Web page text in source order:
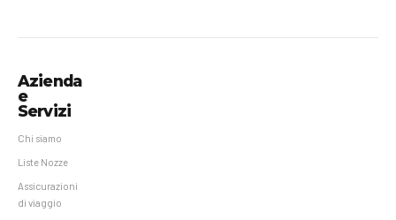
Azienda
e
Servizi
Chi siamo
Liste Nozze
Assicurazioni
di viaggio